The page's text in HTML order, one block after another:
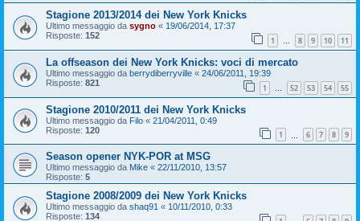
Stagione 2013/2014 dei New York Knicks
Ultimo messaggio da sygno « 19/06/2014, 17:37
Risposte: 152 1 … 8 9 10 11
La offseason dei New York Knicks: voci di mercato
Ultimo messaggio da berrydiberryville « 24/06/2011, 19:39
Risposte: 821 1 … 52 53 54 55
Stagione 2010/2011 dei New York Knicks
Ultimo messaggio da Filo « 21/04/2011, 0:49
Risposte: 120 1 6 7 8 9
Season opener NYK-POR at MSG
Ultimo messaggio da Mike « 22/11/2010, 13:57
Risposte: 5
Stagione 2008/2009 dei New York Knicks
Ultimo messaggio da shaq91 « 10/11/2010, 0:33
Risposte: 134